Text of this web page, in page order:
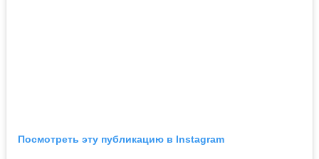
Посмотреть эту публикацию в Instagram